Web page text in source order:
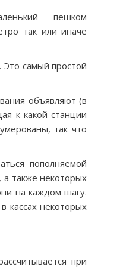
— пешком
так или иначе
самый простой
объявляют (в
к какой станции
так что
пополняемой
а также некоторых
на каждом шагу.
кассах некоторых
при